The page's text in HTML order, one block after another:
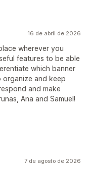
16 de abril de 2026
wherever you
features to be able
which banner
and keep
and make
Ana and Samuel!
7 de agosto de 2026